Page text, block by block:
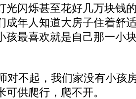
光闪烁甚至花好几万块钱
成年人知道大房子住着舒
孩最喜欢就是自己那一小
不起，我们家没有小孩
供爬行，爬不开。